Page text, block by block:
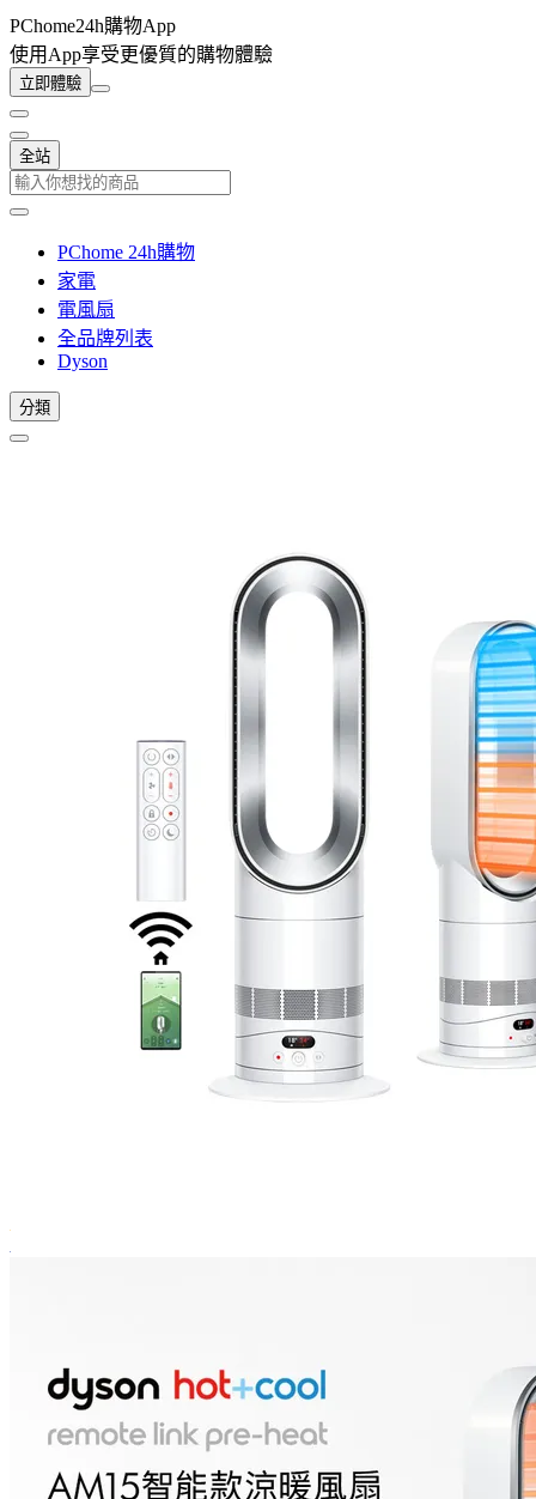
PChome24h購物App
使用App享受更優質的購物體驗
立即體驗
全站
PChome 24h購物
家電
電風扇
全品牌列表
Dyson
分類